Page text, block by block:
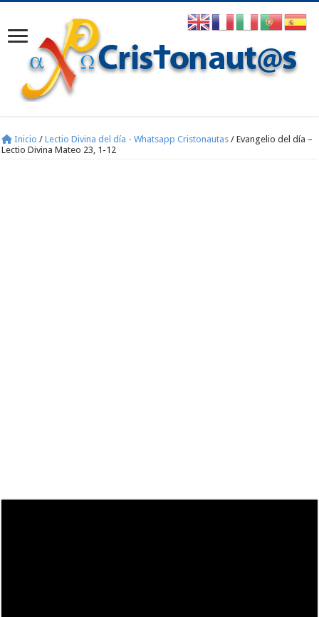
Inicio / Lectio Divina del día - Whatsapp Cristonautas / Evangelio del día –
Lectio Divina Mateo 23, 1-12